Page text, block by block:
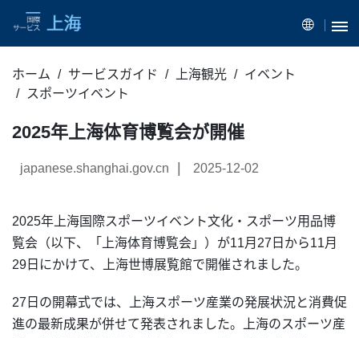
ホーム サービスガイド 上海観光
イベント
スポーツイベント
2025年上海体育博覧会が開催
japanese.shanghai.gov.cn 2025-12-02
2025年上海国際スポーツイベント文化・スポーツ用品博
覧会（以下、「上海体育博覧会」）が11月27日から11月
29日にかけて、上海世博展覧館で開催されました。
27日の開幕式では、上海スポーツ産業の発展状況と消費促
進の最新成果が併せて発表されました。上海のスポーツ産